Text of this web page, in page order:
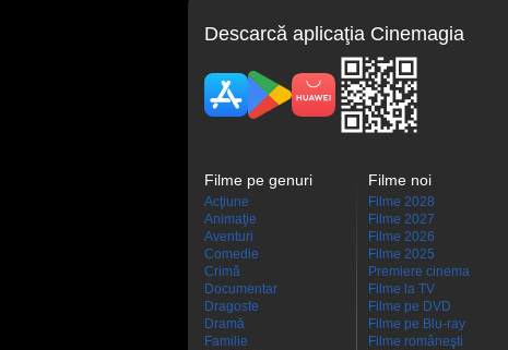
Descarcă aplicaţia Cinemagia
Filme pe genuri
Acţiune
Animaţie
Aventuri
Comedie
Crimă
Documentar
Dragoste
Dramă
Familie
Filme noi
Filme 2028
Filme 2027
Filme 2026
Filme 2025
Premiere cinema
Filme la TV
Filme pe DVD
Filme pe Blu-ray
Filme româneşti